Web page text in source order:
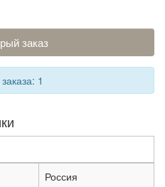
заказ
1
Россия